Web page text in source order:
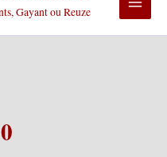
Gayant ou Reuze